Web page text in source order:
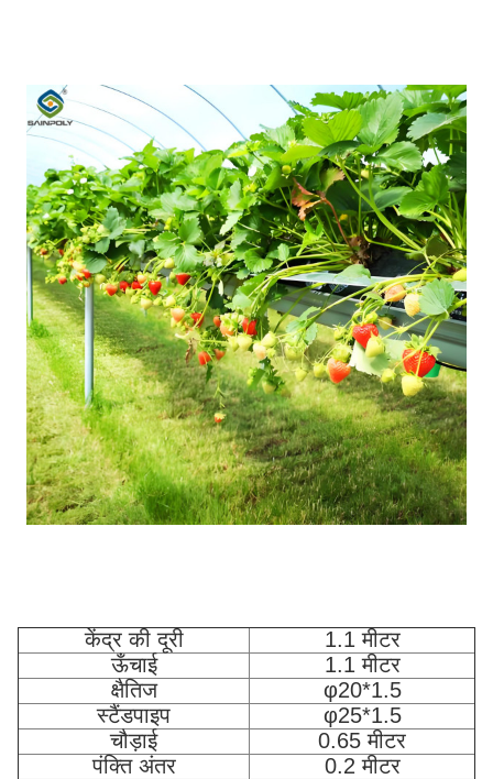
केंद्र की दूरी
1.1 मीटर
ऊँचाई
1.1 मीटर
क्षैतिज
φ20*1.5
स्टैंडपाइप
φ25*1.5
चौड़ाई
0.65 मीटर
पंक्ति अंतर
0.2 मीटर